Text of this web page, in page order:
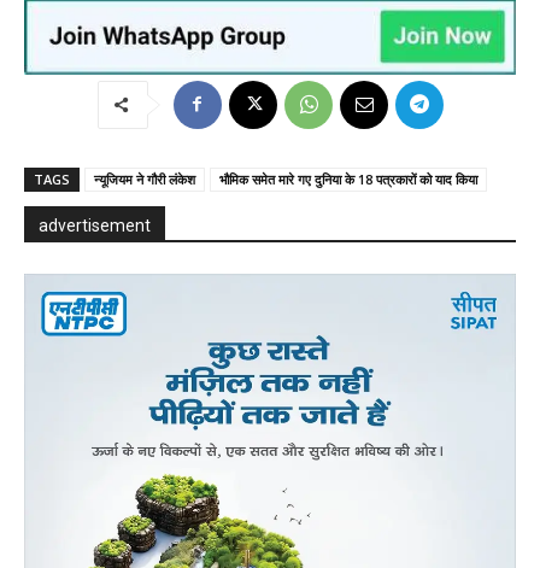
TAGS न्यूजियम ने गौरी लंकेश भौमिक समेत मारे गए दुनिया के 18 पत्रकारों को याद किया
advertisement